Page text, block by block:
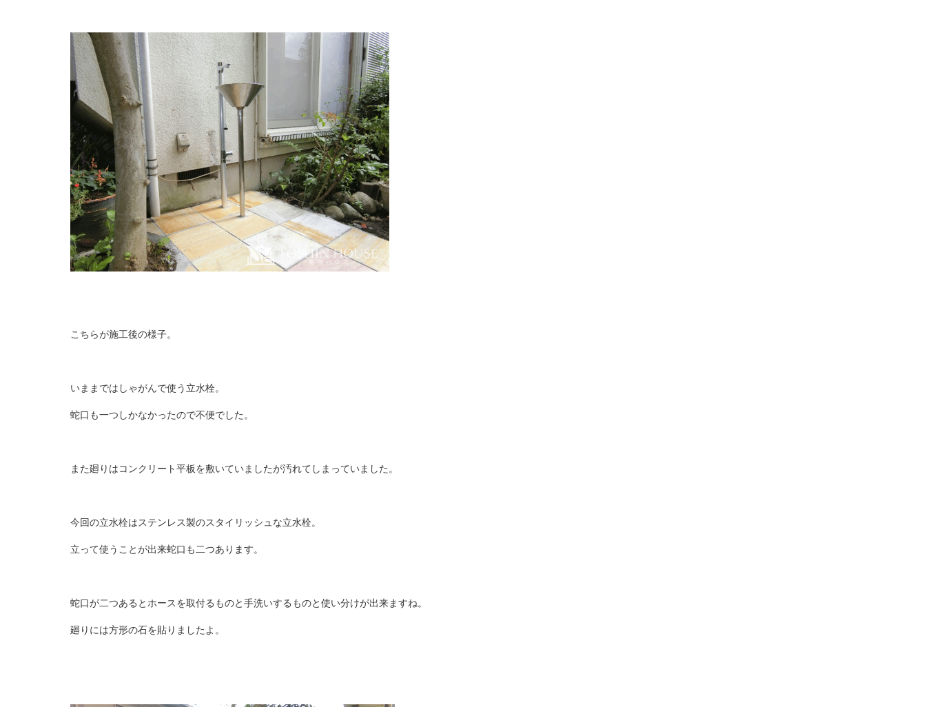
こちらが施工後の様子。
いままではしゃがんで使う立水栓。
蛇口も一つしかなかったので不便でした。
また廻りはコンクリート平板を敷いていましたが汚れてしまっていました。
今回の立水栓はステンレス製のスタイリッシュな立水栓。
立って使うことが出来蛇口も二つあります。
蛇口が二つあるとホースを取付るものと手洗いするものと使い分けが出来ますね。
廻りには方形の石を貼りましたよ。